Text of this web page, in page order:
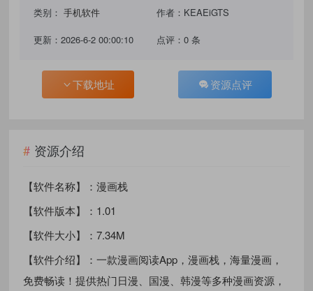
类别：手机软件 作者：KEAEiGTS
更新：2026-6-2 00:00:10 点评：0 条
下载地址 资源点评
资源介绍
【软件名称】：漫画栈
【软件版本】：1.01
【软件大小】：7.34M
【软件介绍】：一款漫画阅读App，漫画栈，海量漫画，
免费畅读！提供热门日漫、国漫、韩漫等多种漫画资源，